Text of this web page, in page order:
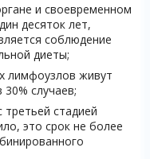
и своевременном
десяток лет,
соблюдение
диеты;
лимфоузлов живут
случаев;
стадией
это срок не более